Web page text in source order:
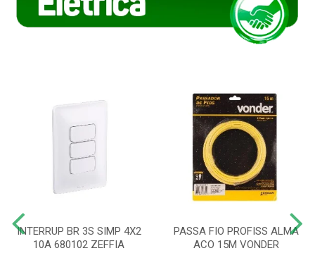
INTERRUP BR 3S SIMP 4X2
10A 680102 ZEFFIA
PASSA FIO PROFISS ALMA
ACO 15M VONDER